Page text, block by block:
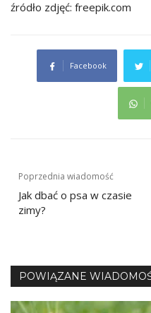
źródło zdjęć: freepik.com
Facebook
Nawigacja
wpisu
Poprzednia wiadomość
Jak dbać o psa w czasie
zimy?
POWIĄZANE